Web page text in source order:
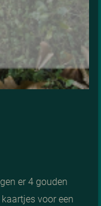
er 4 gouden
voor een